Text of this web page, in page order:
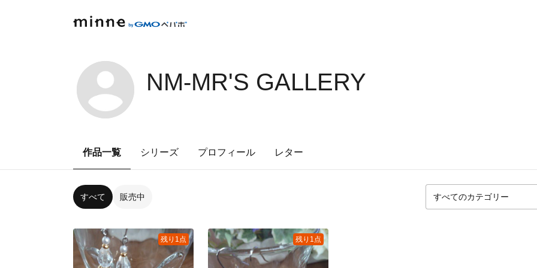
NM-MR'S GALLERY
作品一覧 シリーズ プロフィール レター
すべて 販売中
残り1点 残り1点